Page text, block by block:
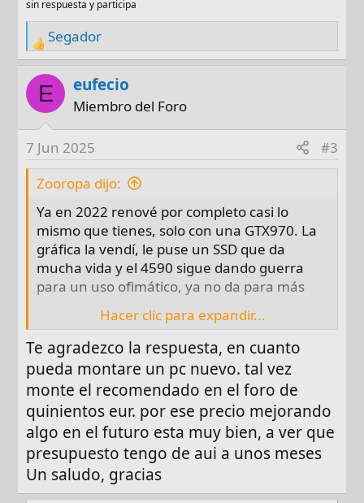
sin respuesta y participa
R
e
a
o
n
s
Segador
E eufecio
Miembro del Foro
7 Jun 2025
#3
Zooropa dijo:
Ya en 2022 renové por completo casi lo
mismo que tienes, solo con una GTX970. La
gráfica la vendí, le puse un SSD que da
mucha vida y el 4590 sigue dando guerra
para un uso ofimático, ya no da para más
Si tienes intención de poner los juegos que
dices, no vas a poder aunque metas una
5070, porque lo primero la gráfica no va a
funcionar nada bien con un procesador tan
antiguo. 10 años son muchos en hardware,
hablando de ejecutar juegos actuales y
pesados, no hablo de juegos tipo Indie
Así que no toques nada porque vas a perder
tiempo y dinero
Hacer clic para expandir...
Te agradezco la respuesta, en cuanto
pueda montare un pc nuevo. tal vez
monte el recomendado en el foro de
quinientos eur. por ese precio mejorando
algo en el futuro esta muy bien, a ver que
presupuesto tengo de aui a unos meses
Un saludo, gracias